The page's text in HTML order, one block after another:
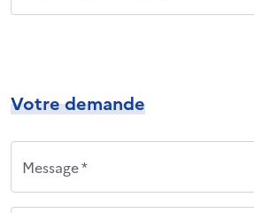
Votre demande
Message *